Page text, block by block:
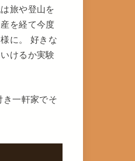
旅や登山を
を経て今度
に。 好きな
けるか実験
き一軒家でそ